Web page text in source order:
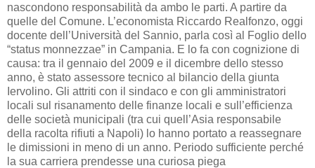
nascondono responsabilità da ambo le parti. A partire da
quelle del Comune. L’economista Riccardo Realfonzo, oggi
docente dell’Università del Sannio, parla così al Foglio dello
“status monnezzae” in Campania. E lo fa con cognizione di
causa: tra il gennaio del 2009 e il dicembre dello stesso
anno, è stato assessore tecnico al bilancio della giunta
Iervolino. Gli attriti con il sindaco e con gli amministratori
locali sul risanamento delle finanze locali e sull’efficienza
delle società municipali (tra cui quell’Asia responsabile
della racolta rifiuti a Napoli) lo hanno portato a reassegnare
le dimissioni in meno di un anno. Periodo sufficiente perché
la sua carriera prendesse una curiosa piega